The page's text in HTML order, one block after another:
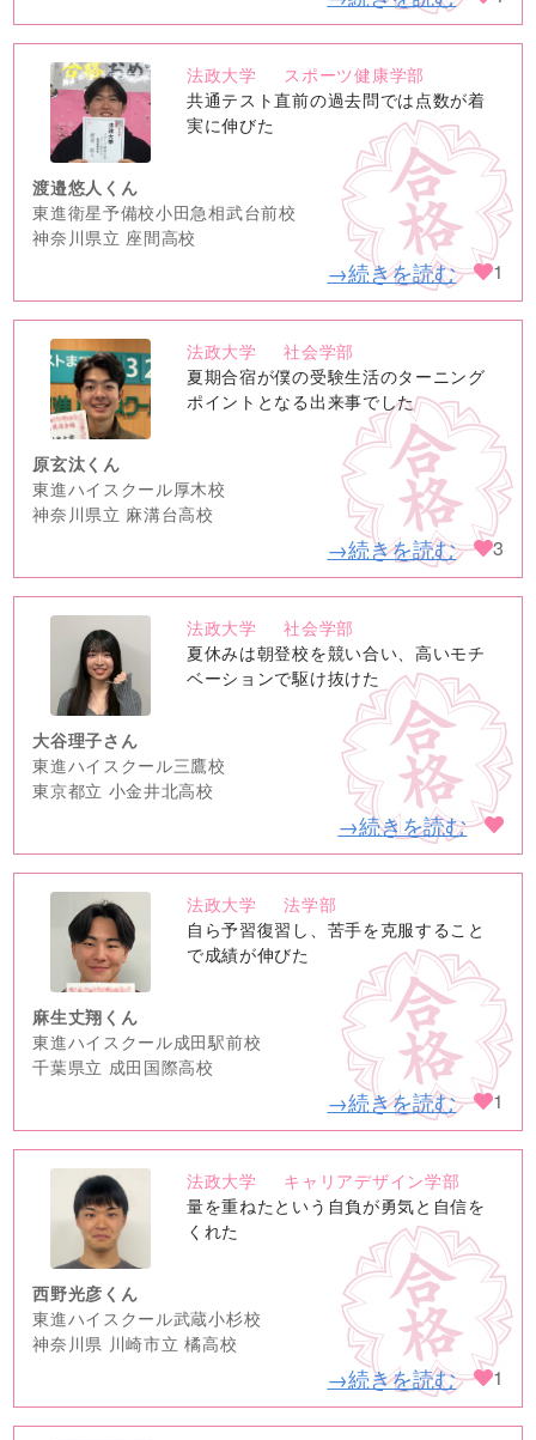
no
image
法政大学
スポーツ健康学部
共通テスト直前の過去問では点数が着
実に伸びた
渡邉悠人くん
東進衛星予備校小田急相武台前校
神奈川県立 座間高校
→続きを読む 1
no
image
法政大学
社会学部
夏期合宿が僕の受験生活のターニング
ポイントとなる出来事でした
原玄汰くん
東進ハイスクール厚木校
神奈川県立 麻溝台高校
→続きを読む 3
no
image
法政大学
社会学部
夏休みは朝登校を競い合い、高いモチ
ベーションで駆け抜けた
大谷理子さん
東進ハイスクール三鷹校
東京都立 小金井北高校
→続きを読む
no
image
法政大学
法学部
自ら予習復習し、苦手を克服すること
で成績が伸びた
麻生丈翔くん
東進ハイスクール成田駅前校
千葉県立 成田国際高校
→続きを読む 1
no
image
法政大学
キャリアデザイン学部
量を重ねたという自負が勇気と自信を
くれた
西野光彦くん
東進ハイスクール武蔵小杉校
神奈川県 川崎市立 橘高校
→続きを読む 1